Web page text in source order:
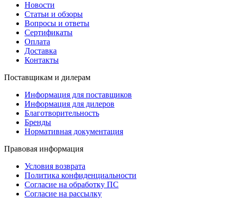
Новости
Статьи и обзоры
Вопросы и ответы
Сертификаты
Оплата
Доставка
Контакты
Поставщикам и дилерам
Информация для поставщиков
Информация для дилеров
Благотворительность
Бренды
Нормативная документация
Правовая информация
Условия возврата
Политика конфиденциальности
Согласие на обработку ПС
Согласие на рассылку